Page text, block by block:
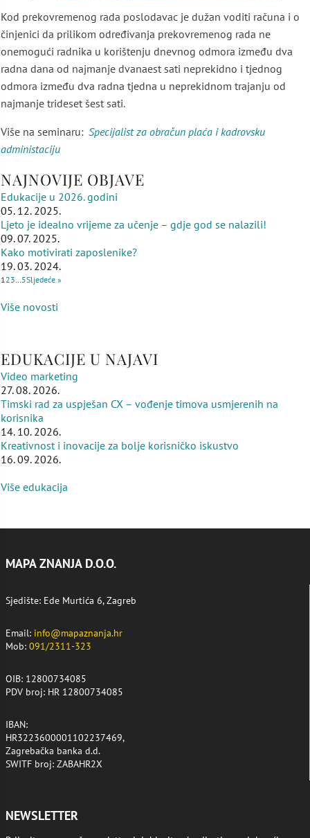
Kod prekovremenog rada poslodavac je dužan voditi računa i o
činjenici da prilikom određivanja prekovremenog rada ne
onemogući radnika u korištenju dnevnog odmora između dva
radna dana od najmanje dvanaest sati neprekidno i tjednog
odmora između dva radna tjedna u neprekidnom trajanju od
najmanje trideset šest sati.
Više na seminaru: Specijalist za obračun plaća i kadrovsku
administaciju
NAJNOVIJE OBJAVE
Edukacije u 2026. godini
05. 12. 2025.
Ljeto je idealno vrijeme za učenje – gdje god se nalazili!
09. 07. 2025.
Kako motivirati zaposlenike?
19. 03. 2024.
123…5Sljedeće »
Više novosti
EDUKACIJE U NAJAVI
Video marketing
27. 08. 2026.
Timski rad za uspješan CX – vođenje timova usmjerenih na
korisnika
14. 10. 2026.
Kreativnost i inovacije za bolje korisničko iskustvo
16. 09. 2026.
Više edukacija
MAPA ZNANJA D.O.O.
Sjedište: Ede Murtića 6, Zagreb
Email: info@mapaznanja.hr
Mob: 091/2311-323
OIB: 12800734085
PDV broj: HR 12800734085
IBAN:
HR3223600001102237469,
Zagrebačka banka d.d.
SWITF broj: ZABAHR2X
NEWSLETTER